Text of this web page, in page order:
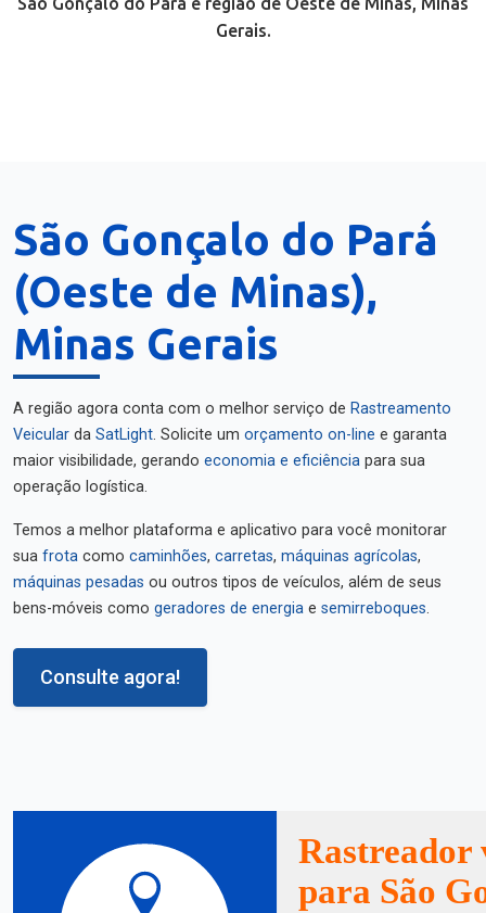
Gerais.
São Gonçalo do Pará
(Oeste de Minas),
Minas Gerais
A região agora conta com o melhor serviço de Rastreamento
Veicular da SatLight. Solicite um orçamento on-line e garanta
maior visibilidade, gerando economia e eficiência para sua
operação logística.
Temos a melhor plataforma e aplicativo para você monitorar
sua frota como caminhões, carretas, máquinas agrícolas,
máquinas pesadas ou outros tipos de veículos, além de seus
bens-móveis como geradores de energia e semirreboques.
Consulte agora!
Rastreador
para São